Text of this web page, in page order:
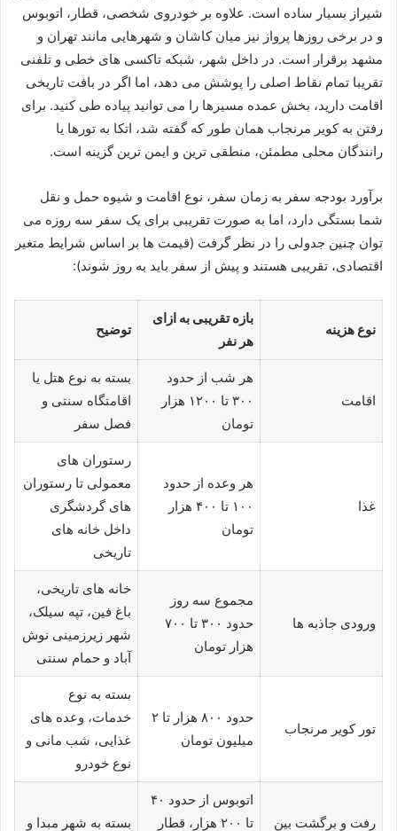
شیراز بسیار ساده است. علاوه بر خودروی شخصی، قطار، اتوبوس
و در برخی روزها پرواز نیز میان کاشان و شهرهایی مانند تهران و
مشهد برقرار است. در داخل شهر، شبکه تاکسی های خطی و تلفنی
تقریبا تمام نقاط اصلی را پوشش می دهد، اما اگر در بافت تاریخی
اقامت دارید، بخش عمده مسیرها را می توانید پیاده طی کنید. برای
رفتن به کویر مرنجاب همان طور که گفته شد، اتکا به تورها یا
رانندگان محلی مطمئن، منطقی ترین و ایمن ترین گزینه است.
برآورد بودجه سفر به زمان سفر، نوع اقامت و شیوه حمل و نقل
شما بستگی دارد، اما به صورت تقریبی برای یک سفر سه روزه می
توان چنین جدولی را در نظر گرفت (قیمت ها بر اساس شرایط متغیر
اقتصادی، تقریبی هستند و پیش از سفر باید به روز شوند):
نوع هزینه
بازه تقریبی به ازای
هر نفر
توضیح
اقامت
هر شب از حدود
۳۰۰ تا ۱۲۰۰ هزار
تومان
بسته به نوع هتل یا
اقامتگاه سنتی و
فصل سفر
غذا
هر وعده از حدود
۱۰۰ تا ۴۰۰ هزار
تومان
رستوران های
معمولی تا رستوران
های گردشگری
داخل خانه های
تاریخی
ورودی جاذبه ها
مجموع سه روز
حدود ۳۰۰ تا ۷۰۰
هزار تومان
خانه های تاریخی،
باغ فین، تپه سیلک،
شهر زیرزمینی نوش
آباد و حمام سنتی
تور کویر مرنجاب
حدود ۸۰۰ هزار تا ۲
میلیون تومان
بسته به نوع
خدمات، وعده های
غذایی، شب مانی و
نوع خودرو
رفت و برگشت بین
اتوبوس از حدود ۴۰
تا ۲۰۰ هزار، قطار
بسته به شهر مبدا و